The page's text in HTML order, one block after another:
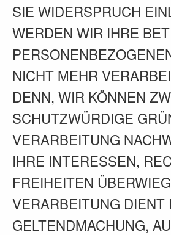
SIE WIDERSPRUCH
WERDEN WIR IHRE
NICHT MEHR
DENN, WIR KÖNNEN
SCHUTZWÜRDIGE
VERARBEITUNG
IHRE INTERESSEN,
FREIHEITEN
VERARBEITUNG DIENT
GELTENDMACHUNG,